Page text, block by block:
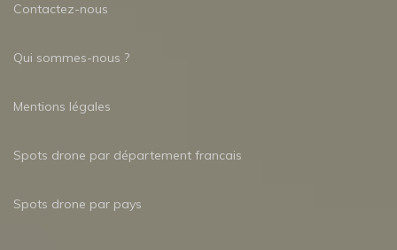
Contactez-nous
Qui sommes-nous ?
Mentions légales
Spots drone par département francais
Spots drone par pays